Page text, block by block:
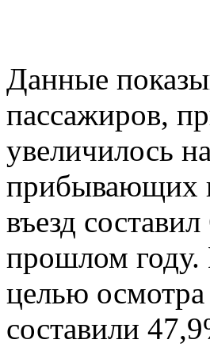
Данные
пассажиров,
увеличилось
прибывающих
въезд
прошлом
целью осмотра
составили